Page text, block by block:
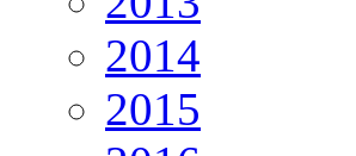
2014
2015